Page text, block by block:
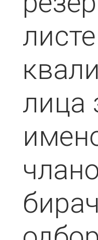
листе
лица